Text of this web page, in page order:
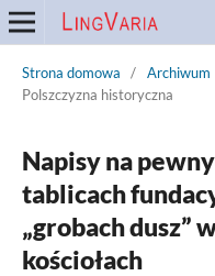
Strona domowa / Archiwum
Polszczyzna historyczna
Napisy na
tablicach
„grobach dusz”
kościołach